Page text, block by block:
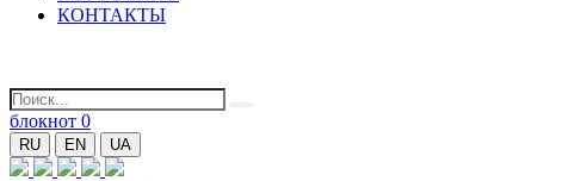
КОНТАКТЫ
блокнот 0
RU EN UA